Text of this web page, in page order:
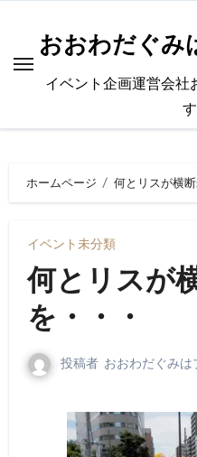
おおわだぐみ
イベント企画運営会社
す
ホームページ 何とリスが横
イベント未分類
何とリスが
を・・・
投稿者 おおわだぐみは